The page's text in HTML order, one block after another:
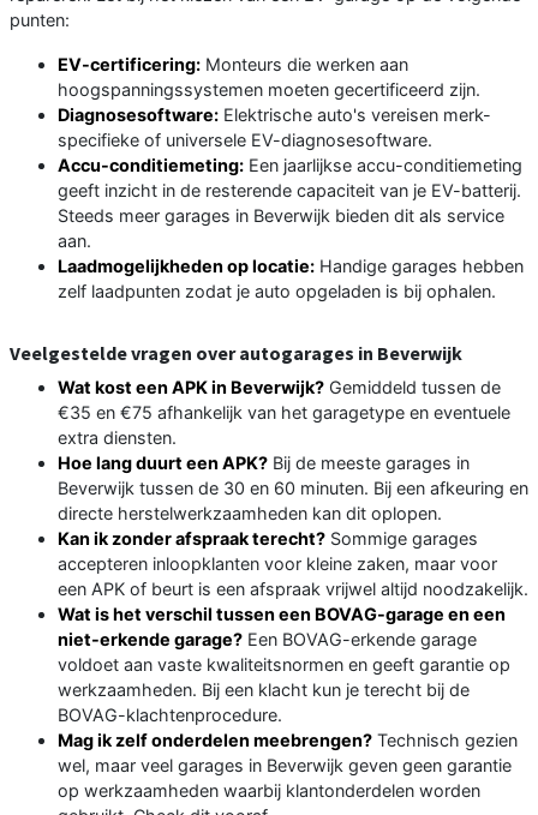
punten:
EV-certificering: Monteurs die werken aan
hoogspanningssystemen moeten gecertificeerd zijn.
Diagnosesoftware: Elektrische auto's vereisen merk-
specifieke of universele EV-diagnosesoftware.
Accu-conditiemeting: Een jaarlijkse accu-conditiemeting
geeft inzicht in de resterende capaciteit van je EV-batterij.
Steeds meer garages in Beverwijk bieden dit als service
aan.
Laadmogelijkheden op locatie: Handige garages hebben
zelf laadpunten zodat je auto opgeladen is bij ophalen.
Veelgestelde vragen over autogarages in Beverwijk
Wat kost een APK in Beverwijk? Gemiddeld tussen de
€35 en €75 afhankelijk van het garagetype en eventuele
extra diensten.
Hoe lang duurt een APK? Bij de meeste garages in
Beverwijk tussen de 30 en 60 minuten. Bij een afkeuring en
directe herstelwerkzaamheden kan dit oplopen.
Kan ik zonder afspraak terecht? Sommige garages
accepteren inloopklanten voor kleine zaken, maar voor
een APK of beurt is een afspraak vrijwel altijd noodzakelijk.
Wat is het verschil tussen een BOVAG-garage en een
niet-erkende garage? Een BOVAG-erkende garage
voldoet aan vaste kwaliteitsnormen en geeft garantie op
werkzaamheden. Bij een klacht kun je terecht bij de
BOVAG-klachtenprocedure.
Mag ik zelf onderdelen meebrengen? Technisch gezien
wel, maar veel garages in Beverwijk geven geen garantie
op werkzaamheden waarbij klantonderdelen worden